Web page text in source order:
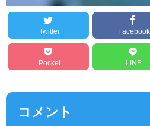
Twitter Facebook
Pocket LINE
コメント